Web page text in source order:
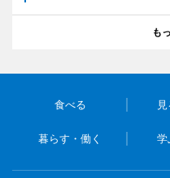
も
食べる
暮らす・働く 学